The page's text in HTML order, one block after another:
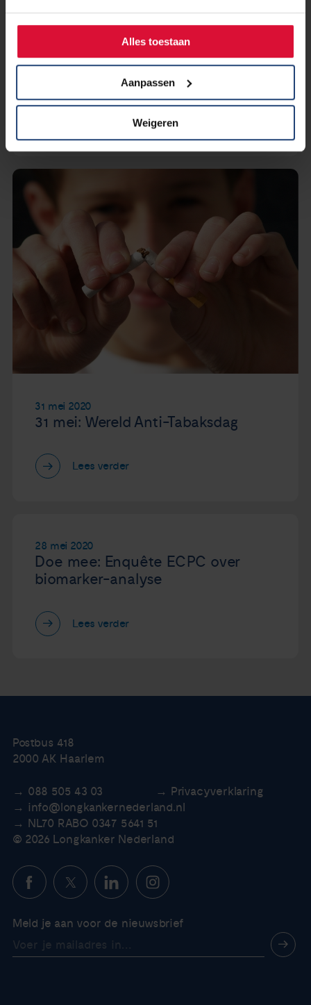
Alles toestaan
Aanpassen
Weigeren
2 juni 2020
Huisarts Mirjam wil haar laatste
levensfase niet thuis op de bank
31 mei 2020
31 mei: Wereld Anti-Tabaksdag
Lees verder
28 mei 2020
Doe mee: Enquête ECPC over
biomarker-analyse
Lees verder
Postbus 418
2000 AK Haarlem
088 505 43 03
Privacyverklaring
info@longkankernederland.nl
NL70 RABO 0347 5641 51
© 2026 Longkanker Nederland
Meld je aan voor de nieuwsbrief